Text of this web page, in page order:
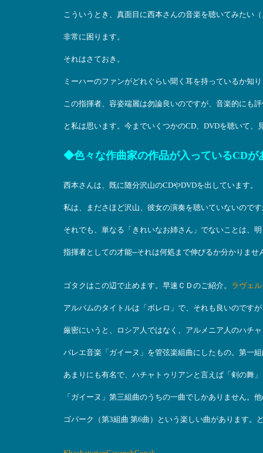
こういうとき、真面目に西本さんの音楽を聴いてみたい
非常に困ります。
それはさておき。
ミーハーのファンがどれぐらい聞く耳を持っているか知
この指揮者、容姿端麗は勿論良いのですが、音楽的にも
と私は思います。今までいくつかのCD、DVDを聴いて、
◆色々な作曲家の作品が入っているCDが
西本さんは、既に随分沢山のCDやDVDを出しています。
私は、まださほど沢山、彼女の演奏を聴いていないので
それでも、単なる「きれいなお姉さん」でないことは、
指揮者としての才能--それは何処まで伸びるか分かりませ
ゴタクはこの辺で止めます。早速ＣＤのご紹介。 ラヴェ
アルバムのタイトルは「ボレロ」で、それも良いのです
厳密にいうと、ロシア人ではなく、アルメニア人のハチ
バレエ音楽「ガイーヌ」を管弦楽組曲にしたもの。第一
あまりにも有名で、ハチャトゥリアンと言えば「剣の舞
「ガイーヌ」第三組曲のうちの一曲でしかありません。
ゴパーク（第3組曲 第6曲）という楽しい曲があります。